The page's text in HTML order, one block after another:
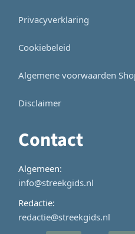
Privacyverklaring
Cookiebeleid
Algemene voorwaarden
Disclaimer
Contact
Algemeen:
info@streekgids.nl
Redactie:
redactie@streekgids.nl